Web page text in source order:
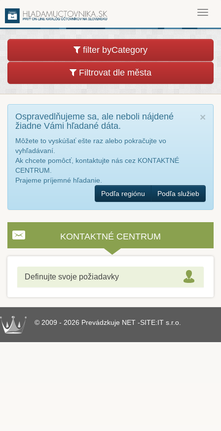
filter byCategory
Filtrovat dle města
×
Ospravedlňujeme sa, ale neboli nájdené
žiadne Vámi hľadané dáta.
Môžete to vyskúšať ešte raz alebo pokračujte vo
vyhľadávaní.
Ak chcete pomôcť, kontaktujte nás cez KONTAKTNÉ
CENTRUM.
Prajeme príjemné hľadanie.
Podľa regiónu
Podľa služieb
KONTAKTNÉ CENTRUM
Definujte svoje požiadavky
© 2009 - 2026 Prevádzkuje NET -SITE:IT s.r.o.